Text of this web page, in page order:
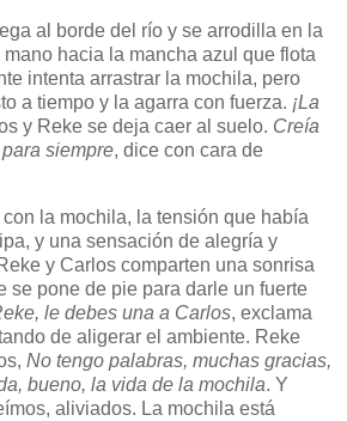
al borde del río y se arrodilla en la
hacia la mancha azul que flota
intenta arrastrar la mochila, pero
a tiempo y la agarra con fuerza. ¡La
y Reke se deja caer al suelo. Creía
siempre, dice con cara de
la mochila, la tensión que había
y una sensación de alegría y
y Carlos comparten una sonrisa
se pone de pie para darle un fuerte
le debes una a Carlos, exclama
de aligerar el ambiente. Reke
No tengo palabras, muchas gracias,
bueno, la vida de la mochila. Y
aliviados. La mochila está